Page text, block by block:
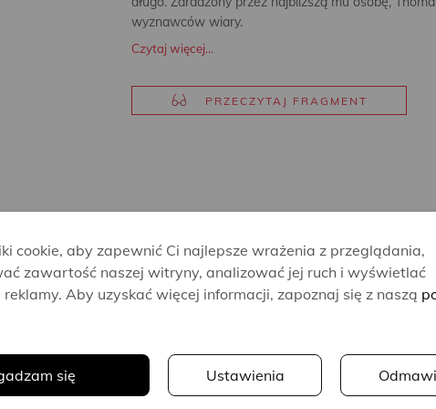
wyznawców wiary.
Czytaj więcej...
PRZECZYTAJ FRAGMENT
Paul
cookie, aby zapewnić Ci najlepsze wrażenia z przeglądania,
zawartość naszej witryny, analizować jej ruch i wyświetlać
Aby uzyskać więcej informacji, zapoznaj się z naszą
się Ustawienia